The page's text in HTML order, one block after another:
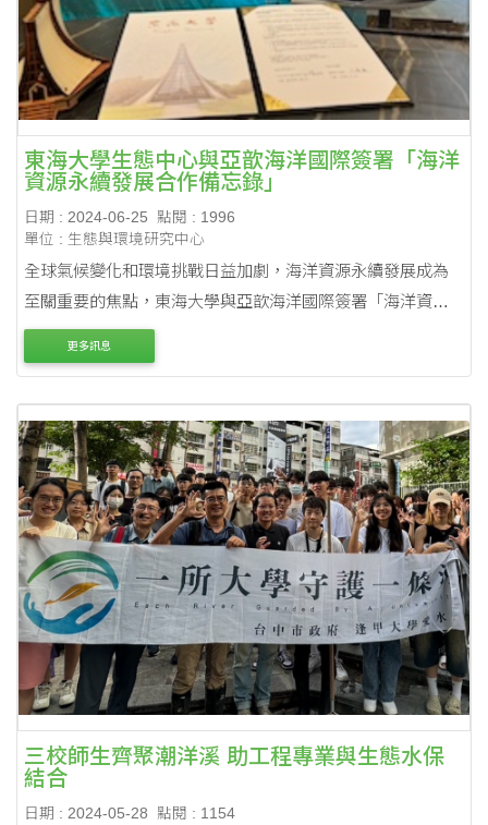
東海大學生態中心與亞歆海洋國際簽署「海洋
資源永續發展合作備忘錄」
日期 : 2024-06-25
點閱 : 1996
單位 : 生態與環境研究中心
全球氣候變化和環境挑戰日益加劇，海洋資源永續發展成為
至關重要的焦點，東海大學與亞歆海洋國際簽署「海洋資源
永續發展合作備忘錄」，並攜手英國和澳洲團隊展開一系列
研究，促進海洋環境保護，共同守護未來世代海....
更多訊息
三校師生齊聚潮洋溪 助工程專業與生態水保
結合
日期 : 2024-05-28
點閱 : 1154